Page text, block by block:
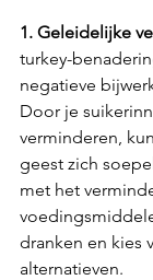
1. Geleidelijke
turkey-
negatieve
Door je
verminderen,
geest zich
met het
dranken en kies
alternatieven.